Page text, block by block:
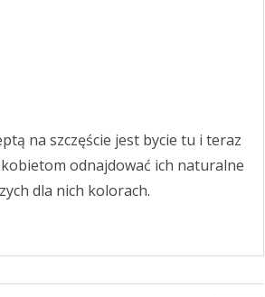
na szczęście jest bycie tu i teraz
odnajdować ich naturalne
dla nich kolorach.